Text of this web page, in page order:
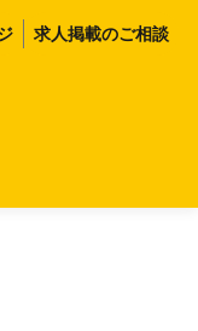
求人掲載のご相談